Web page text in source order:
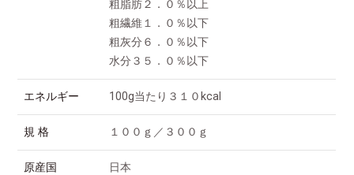
粗脂肪２．０％以上
粗繊維１．０％以下
粗灰分６．０％以下
水分３５．０％以下
エネルギー 100g当たり３１０kcal
規 格 １００ｇ／３００ｇ
原産国 日本